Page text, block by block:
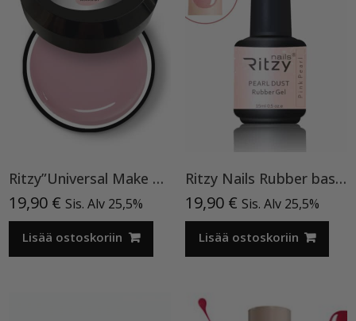
Ritzy”Universal Make Up”15ml, rakennegeeli TPO vapaa
19,90 € Sis. Alv 25,5%
Lisää ostoskoriin
Ritzy Nails Rubber base ”Pink Pearl” pohjageeli, 15 ml
19,90 € Sis. Alv 25,5%
Lisää ostoskoriin